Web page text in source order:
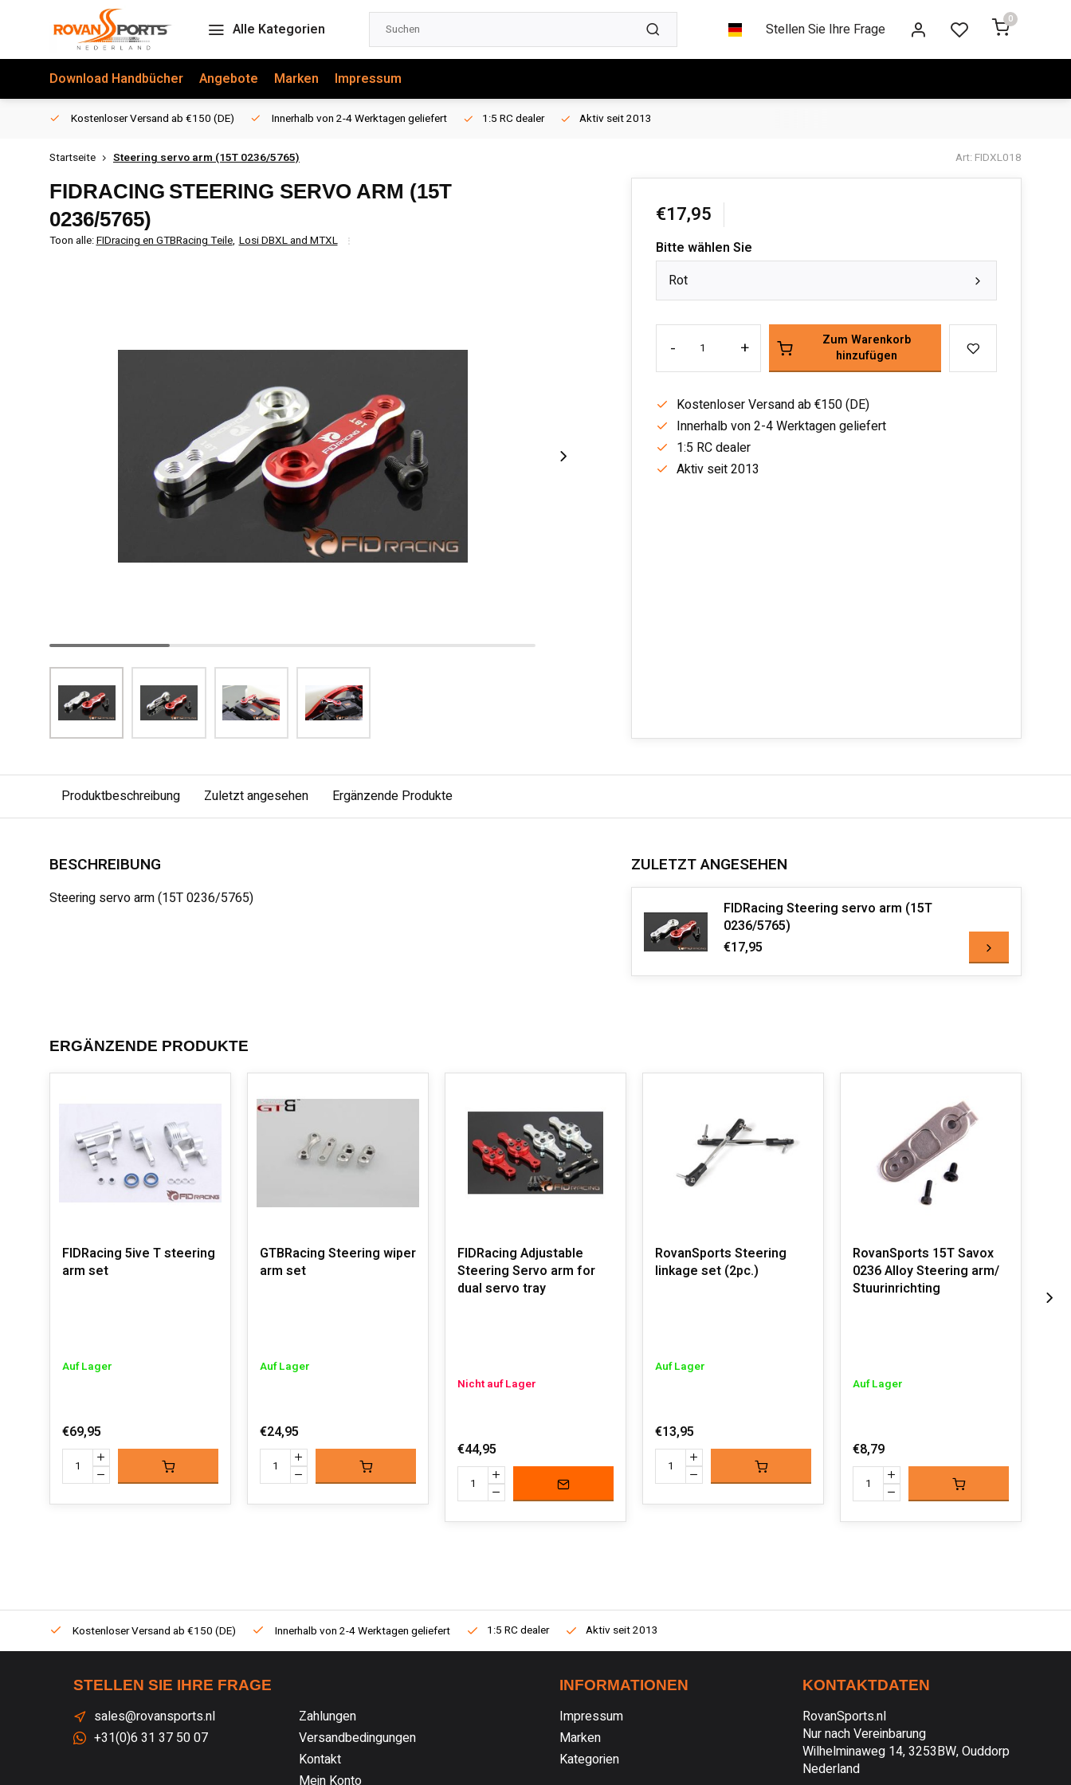
Alle Kategorien Stellen Sie Ihre Frage
0
Download Handbücher Angebote Marken Impressum
Kostenloser Versand ab €150 (DE) Innerhalb von 2-4 Werktagen geliefert 1:5 RC dealer Aktiv seit 2013
Startseite Steering servo arm (15T 0236/5765) Art: FIDXL018
FIDRACING STEERING SERVO ARM (15T
0236/5765)
Toon alle:FIDracing en GTBRacing Teile, Losi DBXL and MTXL
€17,95
Bitte wählen Sie
Rot
- +
Zum Warenkorb
hinzufügen
Kostenloser Versand ab €150 (DE)
Innerhalb von 2-4 Werktagen geliefert
1:5 RC dealer
Aktiv seit 2013
Produktbeschreibung Zuletzt angesehen Ergänzende Produkte
BESCHREIBUNG
Steering servo arm (15T 0236/5765)
ZULETZT ANGESEHEN
FIDRacing Steering servo arm (15T
0236/5765)
€17,95
ERGÄNZENDE PRODUKTE
FIDRacing 5ive T steering
arm set
Auf Lager
€69,95
GTBRacing Steering wiper
arm set
Auf Lager
€24,95
FIDRacing Adjustable
Steering Servo arm for
dual servo tray
Nicht auf Lager
€44,95
RovanSports Steering
linkage set (2pc.)
Auf Lager
€13,95
RovanSports 15T Savox
0236 Alloy Steering arm/
Stuurinrichting
Auf Lager
€8,79
Kostenloser Versand ab €150 (DE) Innerhalb von 2-4 Werktagen geliefert 1:5 RC dealer Aktiv seit 2013
STELLEN SIE IHRE FRAGE
sales@rovansports.nl
+31(0)6 31 37 50 07
Zahlungen
Versandbedingungen
Kontakt
Mein Konto
INFORMATIONEN
Impressum
Marken
Kategorien
KONTAKTDATEN
RovanSports.nl
Nur nach Vereinbarung
Wilhelminaweg 14, 3253BW, Ouddorp
Nederland